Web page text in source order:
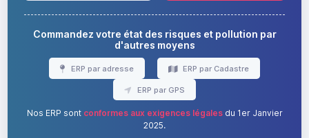
Commandez votre état des risques et pollution par
d'autres moyens
ERP par adresse ERP par Cadastre
ERP par GPS
Nos ERP sont conformes aux exigences légalesdu 1er Janvier
2025.